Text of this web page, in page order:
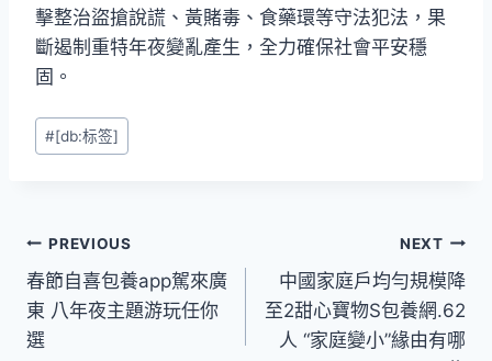
擊整治盜搶說謊、黃賭毒、食藥環等守法犯法，果
斷遏制重特年夜變亂產生，全力確保社會平安穩
固。
Post
Tags:
#[db:标签]
文
章
導
PREVIOUS
春節自喜包養app駕來廣
東 八年夜主題游玩任你
選
NEXT
中國家庭戶均勻規模降
至2甜心寶物S包養網.62
人 “家庭變小”緣由有哪